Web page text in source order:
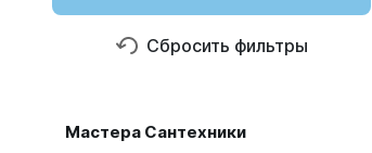
Сбросить фильтры
Мастера Сантехники